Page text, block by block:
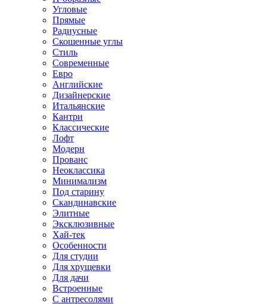
Угловые
Прямые
Радиусные
Скошенные углы
Стиль
Современные
Евро
Английские
Дизайнерские
Итальянские
Кантри
Классические
Лофт
Модерн
Прованс
Неоклассика
Минимализм
Под старину
Скандинавские
Элитные
Эксклюзивные
Хай-тек
Особенности
Для студии
Для хрущевки
Для дачи
Встроенные
С антресолями